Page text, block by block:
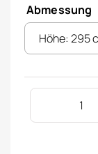
Abmessung
Leinenstore